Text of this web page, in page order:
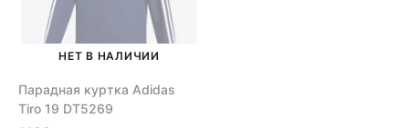
НЕТ В НАЛИЧИИ
Парадная куртка Adidas
Tiro 19 DT5269